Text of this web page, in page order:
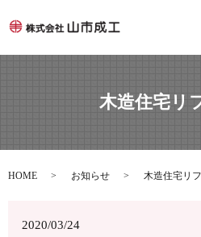
木造住宅リ
HOME お知らせ 木造住宅リ
2020/03/24